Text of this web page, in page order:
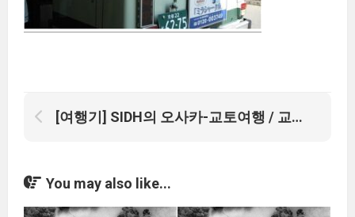
[여행기] SIDH의 오사카-교토여행 / 교토~귀국
You may also like...